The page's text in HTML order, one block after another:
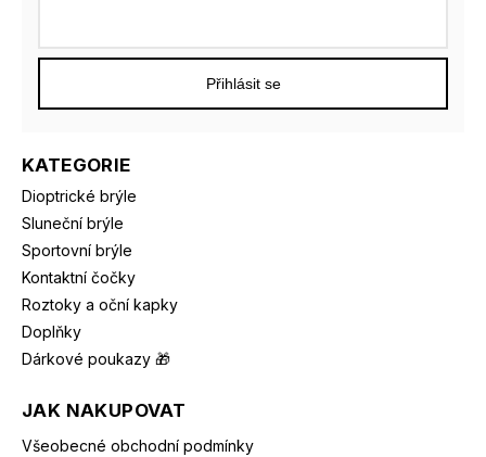
KATEGORIE
Dioptrické brýle
Sluneční brýle
Sportovní brýle
Kontaktní čočky
Roztoky a oční kapky
Doplňky
Dárkové poukazy 🎁
JAK NAKUPOVAT
Všeobecné obchodní podmínky
Přihlásit se